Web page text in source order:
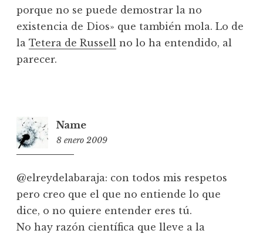
porque no se puede demostrar la no
existencia de Dios» que también mola. Lo de
la Tetera de Russell no lo ha entendido, al
parecer.
Name
8 enero 2009
@elreydelabaraja: con todos mis respetos
pero creo que el que no entiende lo que
dice, o no quiere entender eres tú.
No hay razón científica que lleve a la